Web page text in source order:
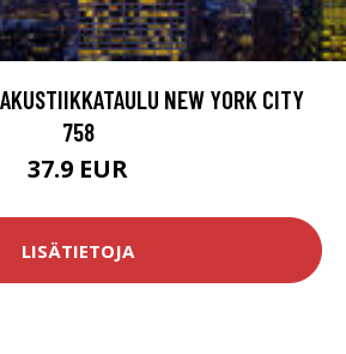
NEW YORK CITY
758
37.9 EUR
LISÄTIETOJA